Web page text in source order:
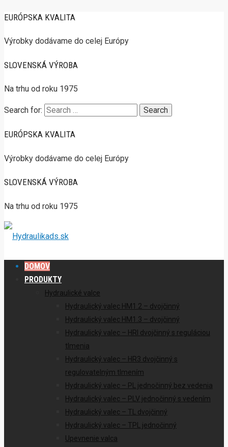
EURÓPSKA KVALITA
Výrobky dodávame do celej Európy
SLOVENSKÁ VÝROBA
Na trhu od roku 1975
Search for:
EURÓPSKA KVALITA
Výrobky dodávame do celej Európy
SLOVENSKÁ VÝROBA
Na trhu od roku 1975
DOMOV
PRODUKTY
Hydraulické valce
Hydraulický valec HM1.2 – dvojčinný
Hydraulický valec HM1.3 – dvojčinný
Hydraulický valec – HRI dvojčinný s reguláciou
tlmenia
Hydraulický valec – HR3 dvojčinný s
regulovatelným tlmením
Hydraulický valec – PL jednočinný bez vedenia
Hydraulický valec – PLV jednočinný s vedením
Hydraulický valec – TL dvojčinný
Hydraulický valec – TPL jednočinný
Upevnenie valca